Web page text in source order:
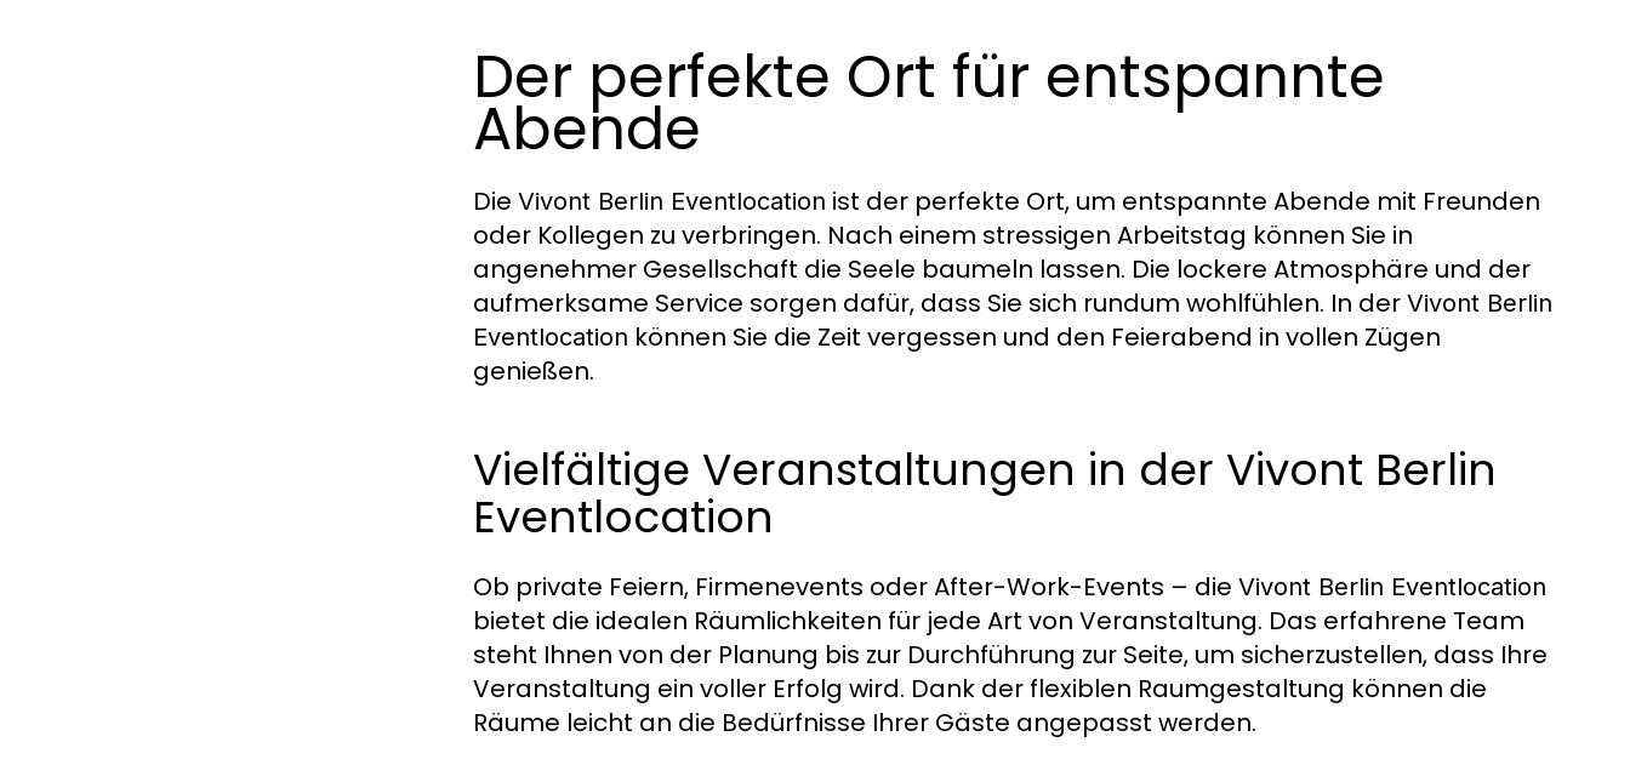
Der perfekte Ort für entspannte
Abende
Die Vivont Berlin Eventlocation ist der perfekte Ort, um entspannte Abende mit Freunden
oder Kollegen zu verbringen. Nach einem stressigen Arbeitstag können Sie in
angenehmer Gesellschaft die Seele baumeln lassen. Die lockere Atmosphäre und der
aufmerksame Service sorgen dafür, dass Sie sich rundum wohlfühlen. In der Vivont Berlin
Eventlocation können Sie die Zeit vergessen und den Feierabend in vollen Zügen
genießen.
Vielfältige Veranstaltungen in der Vivont Berlin
Eventlocation
Ob private Feiern, Firmenevents oder After-Work-Events – die Vivont Berlin Eventlocation
bietet die idealen Räumlichkeiten für jede Art von Veranstaltung. Das erfahrene Team
steht Ihnen von der Planung bis zur Durchführung zur Seite, um sicherzustellen, dass Ihre
Veranstaltung ein voller Erfolg wird. Dank der flexiblen Raumgestaltung können die
Räume leicht an die Bedürfnisse Ihrer Gäste angepasst werden.